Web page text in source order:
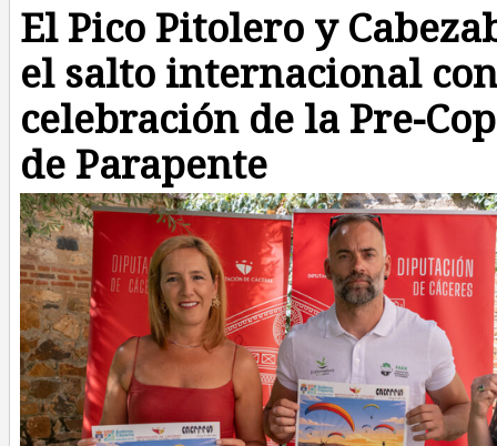
El Pico Pitolero y
el salto internacional
celebración de la Pre-
de Parapente